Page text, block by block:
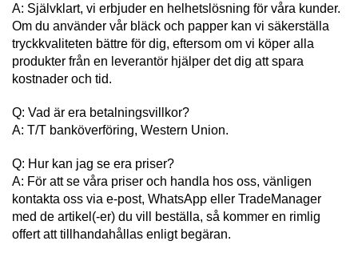
A: Självklart, vi erbjuder en helhetslösning för våra kunder.
Om du använder vår bläck och papper kan vi säkerställa
tryckkvaliteten bättre för dig, eftersom om vi köper alla
produkter från en leverantör hjälper det dig att spara
kostnader och tid.
Q: Vad är era betalningsvillkor?
A: T/T banköverföring, Western Union.
Q: Hur kan jag se era priser?
A: För att se våra priser och handla hos oss, vänligen
kontakta oss via e-post, WhatsApp eller TradeManager
med de artikel(-er) du vill beställa, så kommer en rimlig
offert att tillhandahållas enligt begäran.